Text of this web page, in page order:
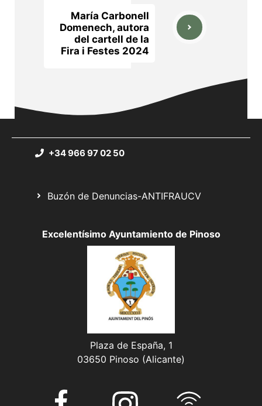
María Carbonell
Domenech, autora
del cartell de la
Fira i Festes 2024
+34 966 97 02 50
Buzón de Denuncias-ANTIFRAUCV
Excelentísimo Ayuntamiento de Pinoso
Plaza de España, 1
03650 Pinoso (Alicante)